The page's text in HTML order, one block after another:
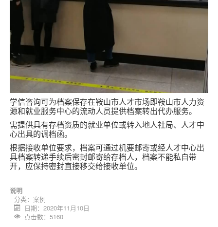
学信咨询可为档案保存在鞍山市人才市场即鞍山市人力资
源和就业服务中心的流动人员提供档案转出代办服务。
需提供具有存档资质的就业单位或转入地人社局、人才中
心出具的调档函。
根据接收单位要求，档案可通过机要邮寄或经人才中心出
具档案转递手续后密封邮寄给存档人，档案不能私自带
开，应保持密封直接移交给接收单位。
说明
分类： 案例
日期：2020年11月10日
点击数：5160